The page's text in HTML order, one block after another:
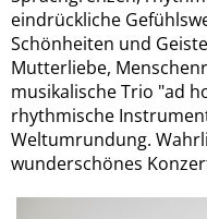
eindrückliche
Schönheiten und
Mutterliebe,
musikalische Trio "ad
rhythmische
Weltumrundung.
wunderschönes